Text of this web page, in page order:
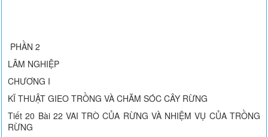
PHẦN 2
LÂM NGHIỆP
CHƯƠNG I
KĨ THUẬT GIEO TRỒNG VÀ CHĂM SÓC CÂY RỪNG
Tiết 20 Bài 22 VAI TRÒ CỦA RỪNG VÀ NHIỆM VỤ CỦA TRỒNG
RỪNG